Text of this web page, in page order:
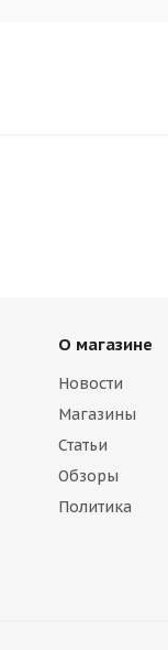
О магазине
Новости
Магазины
Статьи
Обзоры
Политика